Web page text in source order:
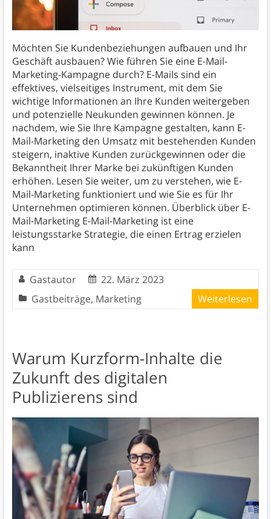
Möchten Sie Kundenbeziehungen aufbauen und Ihr
Geschäft ausbauen? Wie führen Sie eine E-Mail-
Marketing-Kampagne durch? E-Mails sind ein
effektives, vielseitiges Instrument, mit dem Sie
wichtige Informationen an Ihre Kunden weitergeben
und potenzielle Neukunden gewinnen können. Je
nachdem, wie Sie Ihre Kampagne gestalten, kann E-
Mail-Marketing den Umsatz mit bestehenden Kunden
steigern, inaktive Kunden zurückgewinnen oder die
Bekanntheit Ihrer Marke bei zukünftigen Kunden
erhöhen. Lesen Sie weiter, um zu verstehen, wie E-
Mail-Marketing funktioniert und wie Sie es für Ihr
Unternehmen optimieren können. Überblick über E-
Mail-Marketing E-Mail-Marketing ist eine
leistungsstarke Strategie, die einen Ertrag erzielen
kann
Gastautor
22. März 2023
Gastbeiträge, Marketing Weiterlesen
Warum Kurzform-Inhalte die
Zukunft des digitalen
Publizierens sind